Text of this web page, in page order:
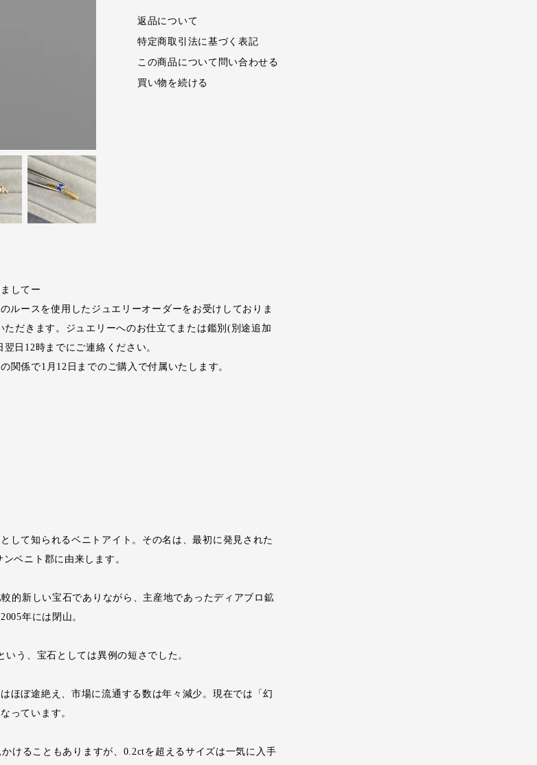
返品について
特定商取引法に基づく表記
この商品について問い合わせる
買い物を続ける
してー
ルースを使用したジュエリーオーダーをお受けしておりま
ただきます。ジュエリーへのお仕立てまたは鑑別(別途追加
日12時までにご連絡ください。
関係で1月12日までのご購入で付属いたします。
して知られるベニトアイト。その名は、最初に発見された
ベニト郡に由来します。
的新しい宝石でありながら、主産地であったディアブロ鉱
年には閉山。
いう、宝石としては異例の短さでした。
ほぼ途絶え、市場に流通する数は年々減少。現在では「幻
っています。
けることもありますが、0.2ctを超えるサイズは一気に入手